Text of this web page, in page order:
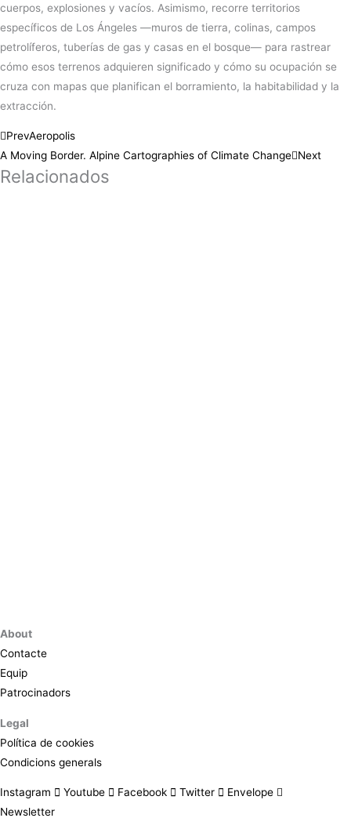
cuerpos, explosiones y vacíos. Asimismo, recorre territorios
específicos de Los Ángeles —muros de tierra, colinas, campos
petrolíferos, tuberías de gas y casas en el bosque— para rastrear
cómo esos terrenos adquieren significado y cómo su ocupación se
cruza con mapas que planifican el borramiento, la habitabilidad y la
extracción.
PrevAeropolis
A Moving Border. Alpine Cartographies of Climate Change Next
Relacionados
About
Contacte
Equip
Patrocinadors
Legal
Política de cookies
Condicions generals
Instagram Youtube Facebook Twitter
Envelope
Newsletter